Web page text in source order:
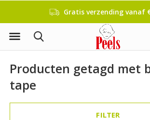
Gratis verzending vanaf
Producten getagd met
tape
FILTER